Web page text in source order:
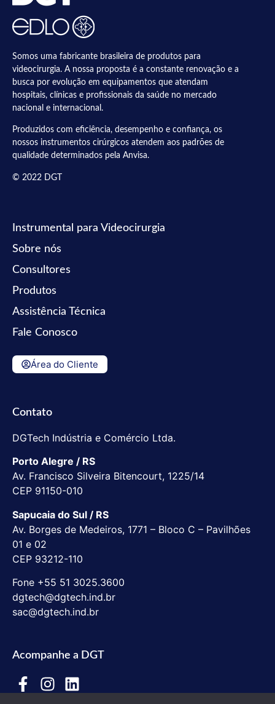
Somos uma fabricante brasileira de produtos para
videocirurgia. A nossa proposta é a constante renovação e a
busca por evolução em equipamentos que atendam
hospitais, clínicas e profissionais da saúde no mercado
nacional e internacional.
Produzidos com eficiência, desempenho e confiança, os
nossos instrumentos cirúrgicos atendem aos padrões de
qualidade determinados pela Anvisa.
© 2022 DGT
Instrumental para Videocirurgia
Sobre nós
Consultores
Produtos
Assistência Técnica
Fale Conosco
Área do Cliente
Contato
DGTech Indústria e Comércio Ltda.
Porto Alegre / RS
Av. Francisco Silveira Bitencourt, 1225/14
CEP 91150-010
Sapucaia do Sul / RS
Av. Borges de Medeiros, 1771 – Bloco C – Pavilhões
01 e 02
CEP 93212-110
Fone +55 51 3025.3600
dgtech@dgtech.ind.br
sac@dgtech.ind.br
Acompanhe a DGT